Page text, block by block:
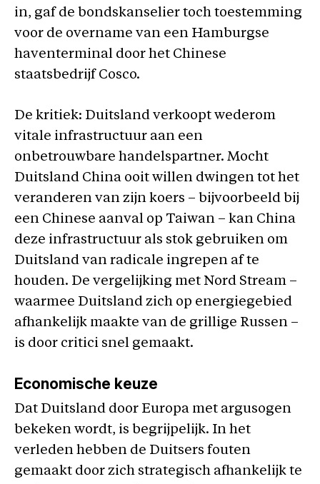
in, gaf de bondskanselier toch toestemming
voor de overname van een Hamburgse
haventerminal door het Chinese
staatsbedrijf Cosco.
De kritiek: Duitsland verkoopt wederom
vitale infrastructuur aan een
onbetrouwbare handelspartner. Mocht
Duitsland China ooit willen dwingen tot het
veranderen van zijn koers – bijvoorbeeld bij
een Chinese aanval op Taiwan – kan China
deze infrastructuur als stok gebruiken om
Duitsland van radicale ingrepen af te
houden. De vergelijking met Nord Stream –
waarmee Duitsland zich op energiegebied
afhankelijk maakte van de grillige Russen –
is door critici snel gemaakt.
Economische keuze
Dat Duitsland door Europa met argusogen
bekeken wordt, is begrijpelijk. In het
verleden hebben de Duitsers fouten
gemaakt door zich strategisch afhankelijk te